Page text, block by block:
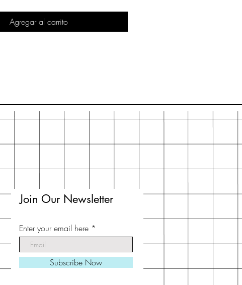
Agregar al carrito
Join Our Newsletter
Enter your email here
Subscribe Now